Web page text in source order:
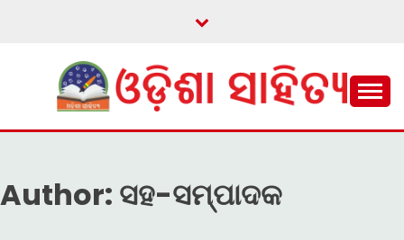
ଓଡ଼ିଶା ସାହିତ୍ୟ
Author: ସହ-ସମ୍ପାଦକ